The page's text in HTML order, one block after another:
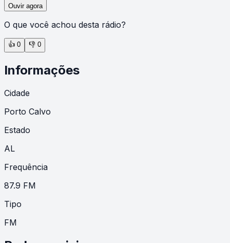
Ouvir agora
O que você achou desta rádio?
👍 0 👎 0
Informações
Cidade
Porto Calvo
Estado
AL
Frequência
87.9 FM
Tipo
FM